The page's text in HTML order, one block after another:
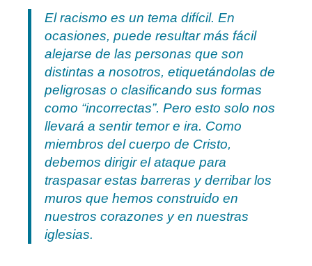
El racismo es un tema difícil. En
ocasiones, puede resultar más fácil
alejarse de las personas que son
distintas a nosotros, etiquetándolas de
peligrosas o clasificando sus formas
como “incorrectas”. Pero esto solo nos
llevará a sentir temor e ira. Como
miembros del cuerpo de Cristo,
debemos dirigir el ataque para
traspasar estas barreras y derribar los
muros que hemos construido en
nuestros corazones y en nuestras
iglesias.